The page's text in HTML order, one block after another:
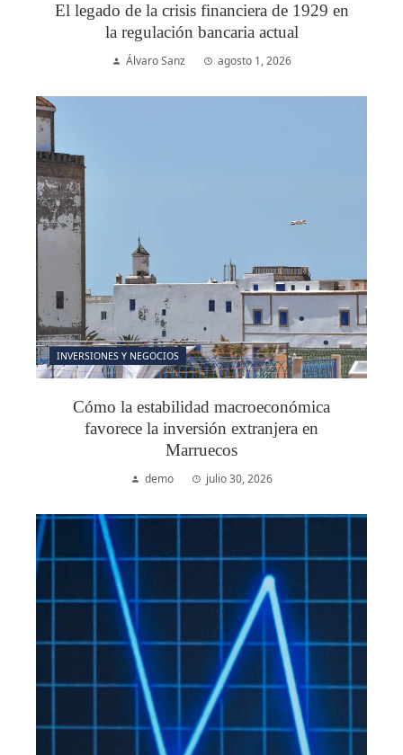
El legado de la crisis financiera de 1929 en
la regulación bancaria actual
Álvaro Sanz agosto 1, 2026
INVERSIONES Y NEGOCIOS
Cómo la estabilidad macroeconómica
favorece la inversión extranjera en
Marruecos
demo julio 30, 2026